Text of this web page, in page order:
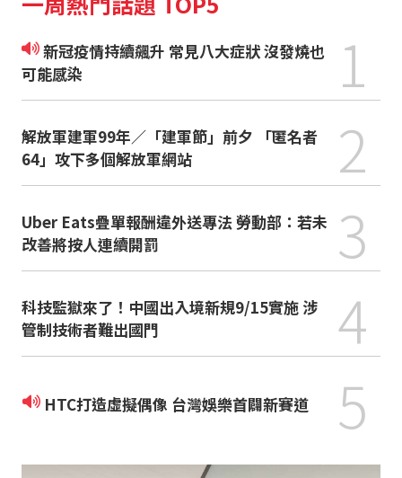
新冠疫情持續飆升 常見八大症狀 沒發燒也
可能感染
1
解放軍建軍99年／「建軍節」前夕 「匿名者
64」攻下多個解放軍網站
2
Uber Eats疊單報酬違外送專法 勞動部：若未
改善將按人連續開罰
3
科技監獄來了！中國出入境新規9/15實施 涉
管制技術者難出國門
4
HTC打造虛擬偶像 台灣娛樂首闢新賽道 5